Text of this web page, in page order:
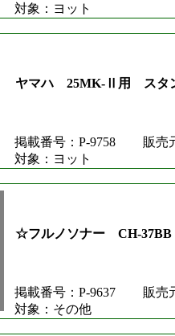
対象：ヨット
ヤマハ 25MK-Ⅱ用 スタ
掲載番号：P-9758
販売
対象：ヨット
☆フルノソナー CH-
掲載番号：P-9637
販売
対象：その他